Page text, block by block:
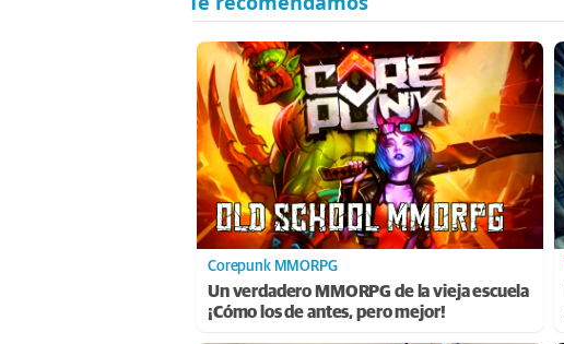
Corepunk MMORPG
Un verdadero MMORPG de la vieja escuela
¡Cómo los de antes, pero mejor!